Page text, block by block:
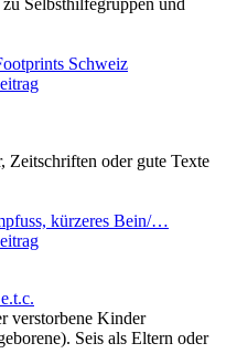
Schweiz
oder gute Texte
kürzeres Bein/…
verstorbene Kinder
Seis als Eltern oder